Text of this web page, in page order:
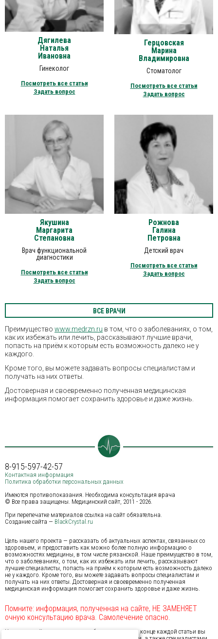
Дягилева
Наталья
Ивановна
Гинеколог
Посмотреть все статьи
Задать вопрос
Герцовская
Марина
Владимировна
Стоматолог
Посмотреть все статьи
Задать вопрос
Якушина
Маргарита
Степановна
Врач функциональной
диагностики
Посмотреть все статьи
Задать вопрос
Рожнова
Галина
Петровна
Детский врач
Посмотреть все статьи
Задать вопрос
ВСЕ ВРАЧИ
Преимущество www.medrzn.ru в том, что о заболеваниях, о том,
как их избежать или лечить, рассказывают лучшие врачи,
попасть на приём к которым есть возможность далеко не у
каждого.
Кроме того, вы можете задавать вопросы специалистам и
получать на них ответы.
Достоверная и своевременно полученная медицинская
информация помогает сохранить здоровье и даже жизнь.
8-915-597-42-57
Контактная информация
Политика обработки персональных данных
Имеются противопоказания. Необходима консультация врача
© Все права защищены. Медицинский сайт, 2011 - 2026.
При перепечатке материалов ссылка на сайт обязательна.
Создание сайта — BlackCrystal.ru
Цель нашего проекта — рассказать об актуальных аспектах, связанных со
здоровьем, и предоставить как можно более полную информацию о
возможностях медицины, в том числе рязанской. Наше преимущество в том,
что о заболеваниях, о том, как их избежать или лечить, рассказывают
лучшие специалисты, попасть на приём к которым есть возможность далеко
не у каждого. Кроме того, вы можете задавать вопросы специалистам и
получать на них ответы. Достоверная и своевременно полученная
медицинская информация помогает сохранить здоровье и даже жизнь.
Помните: информация, полученная на сайте, НЕ ЗАМЕНЯЕТ
очную консультацию врача. Самолечение опасно.
На нашем сайте предусмотрена обратная связь: в конце каждой статьи вы